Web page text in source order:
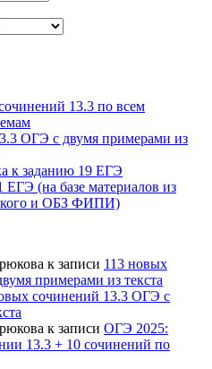
13.3 по всем
ОГЭ с двумя примерами из
к заданию 19 ЕГЭ
(на базе материалов из
и ОБЗ ФИПИ)
к записи 113 новых
примерами из текста
сочинений 13.3 ОГЭ с
к записи ОГЭ 2025:
13.3 + 10 сочинений по